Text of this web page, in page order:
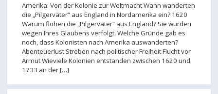
Amerika: Von der Kolonie zur Weltmacht Wann wanderten
die „Pilgerväter“ aus England in Nordamerika ein? 1620
Warum flohen die „Pilgerväter“ aus England? Sie wurden
wegen Ihres Glaubens verfolgt. Welche Gründe gab es
noch, dass Kolonisten nach Amerika auswanderten?
Abenteuerlust Streben nach politischer Freiheit Flucht vor
Armut Wieviele Kolonien entstanden zwischen 1620 und
1733 an der […]